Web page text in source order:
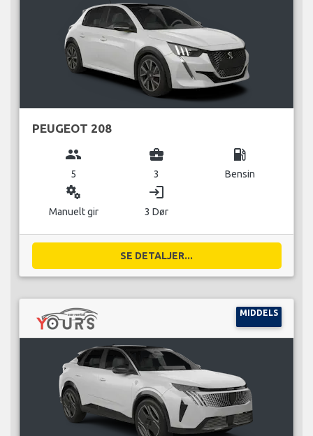
PEUGEOT 208
group
5
business_center
3
local_gas_station
Bensin
miscellaneous_services
Manuelt gir
login
3 Dør
SE DETALJER...
MIDDELS